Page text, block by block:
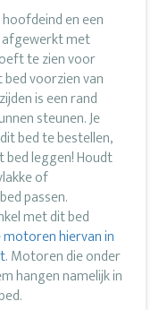
en een
afgewerkt met
te zien voor
voorzien van
is een rand
steunen. Je
bed te bestellen,
leggen! Houdt
of
passen.
met dit bed
hiervan in
. Motoren die onder
hangen namelijk in